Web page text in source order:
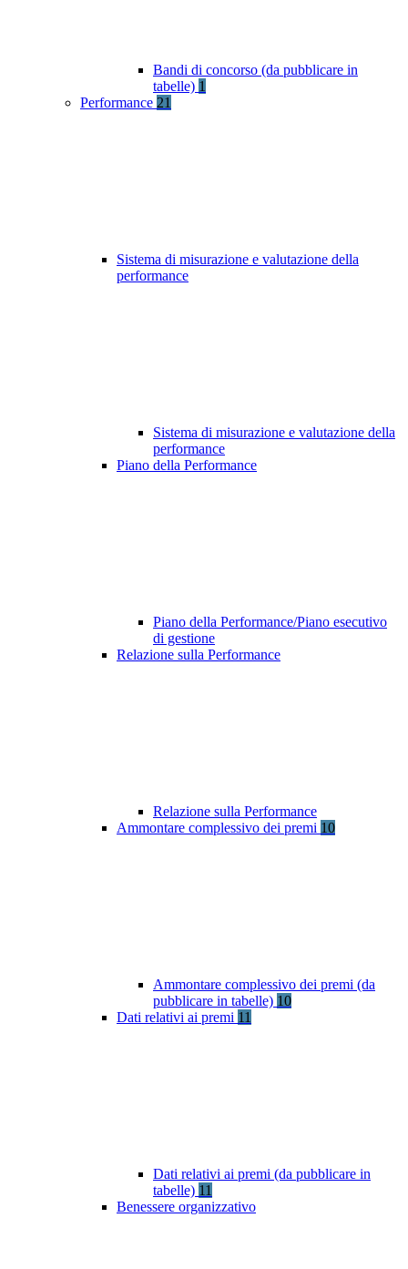
Bandi di concorso (da pubblicare in
tabelle) 1
Performance 21
Sistema di misurazione e valutazione della
performance
Sistema di misurazione e valutazione della
performance
Piano della Performance
Piano della Performance/Piano esecutivo
di gestione
Relazione sulla Performance
Relazione sulla Performance
Ammontare complessivo dei premi 10
Ammontare complessivo dei premi (da
pubblicare in tabelle) 10
Dati relativi ai premi 11
Dati relativi ai premi (da pubblicare in
tabelle) 11
Benessere organizzativo